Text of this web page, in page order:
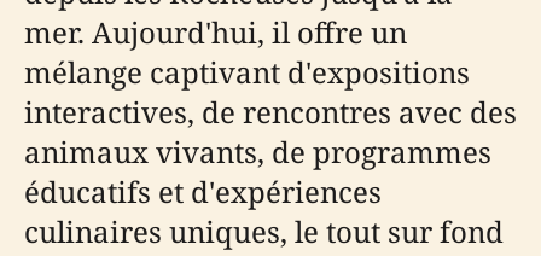
mer. Aujourd'hui, il offre un
mélange captivant d'expositions
interactives, de rencontres avec des
animaux vivants, de programmes
éducatifs et d'expériences
culinaires uniques, le tout sur fond